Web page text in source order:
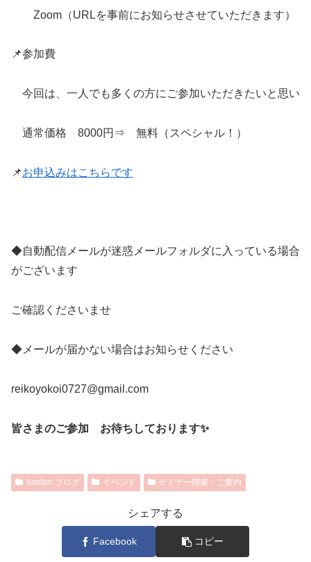
Zoom（URLを事前にお知らせさせていただきます）
📌参加費
今回は、一人でも多くの方にご参加いただきたいと思い
通常価格 8000円⇒ 無料（スペシャル！）
📌お申込みはこち らです
◆自動配信メールが迷惑メールフォルダに入っている場合
がございます
ご確認くださいませ
◆メールが届かない場合はお知らせください
reikoyokoi0727@gmail.com
皆さまのご参加 お待ちしております✨
bonton.ブログ イベント セミナー開催・ご案内
シェアする
Facebook コピー